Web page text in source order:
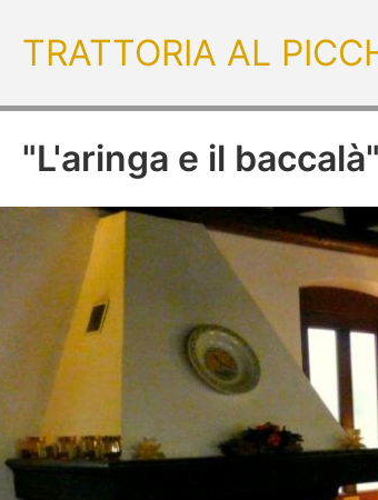
TRATTORIA AL
"L'aringa e il baccalà"